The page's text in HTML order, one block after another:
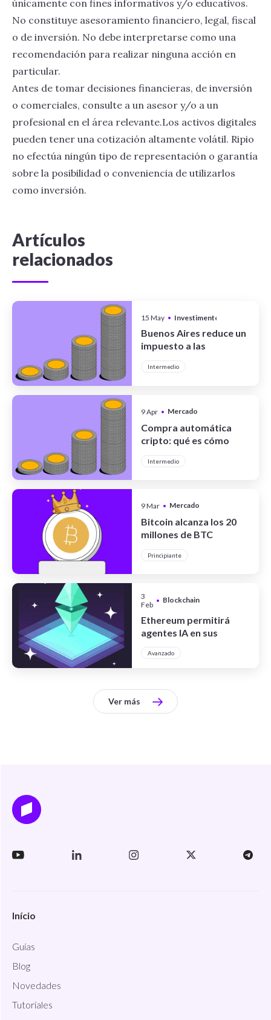
únicamente con fines informativos y/o educativos.
No constituye asesoramiento financiero, legal, fiscal
o de inversión. No debe interpretarse como una
recomendación para realizar ninguna acción en
particular.
Antes de tomar decisiones financieras, de inversión
o comerciales, consulte a un asesor y/o a un
profesional en el área relevante.Los activos digitales
pueden tener una cotización altamente volátil. Ripio
no efectúa ningún tipo de representación o garantía
sobre la posibilidad o conveniencia de utilizarlos
como inversión.
Artículos
relacionados
15 May • Investimentos
Buenos Aires reduce un
impuesto a las
criptomonedas
Intermedio
9 Apr • Mercado
Compra automática
cripto: qué es cómo
DCA
Intermedio
9 Mar • Mercado
Bitcoin alcanza los 20
millones de BTC
este hito histórico
Principiante
3
Feb • Blockchain
Ethereum permitirá
agentes IA en sus
Avanzado
Ver más
Início
Guías
Blog
Novedades
Tutoriales